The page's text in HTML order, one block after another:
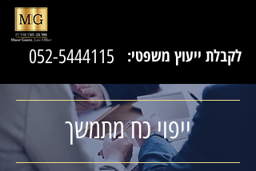
לקבלת ייעוץ משפטי: 052-5444115
ייפוי כח מתמשך